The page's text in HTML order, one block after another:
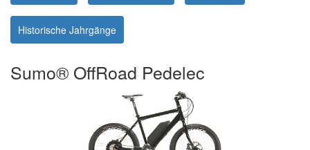
Historische Jahrgänge
Sumo® OffRoad Pedelec